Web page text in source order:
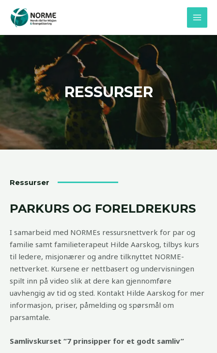
content
RESSURSER
Ressurser
PARKURS OG FORELDREKURS
I samarbeid med NORMEs ressursnettverk for par og
familie samt familieterapeut Hilde Aarskog, tilbys kurs
til ledere, misjonærer og andre tilknyttet NORME-
nettverket. Kursene er nettbasert og undervisningen
spilt inn på video slik at dere kan gjennomføre
uavhengig av tid og sted. Kontakt Hilde Aarskog for mer
informasjon, priser, påmelding og spørsmål om
parsamtale.
Samlivskurset “7 prinsipper for et godt samliv”